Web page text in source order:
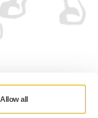
Allow all